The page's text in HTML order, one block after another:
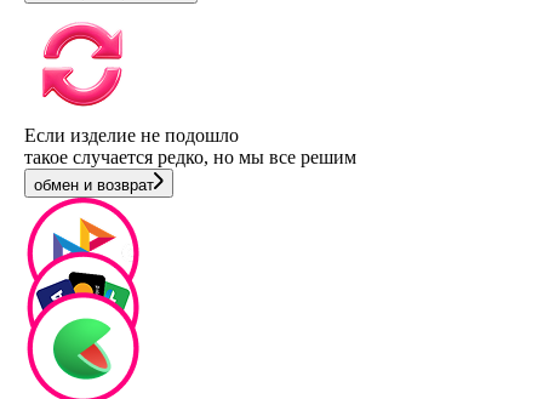
Если изделие не подошло
такое случается редко, но мы все решим
обмен и возврат